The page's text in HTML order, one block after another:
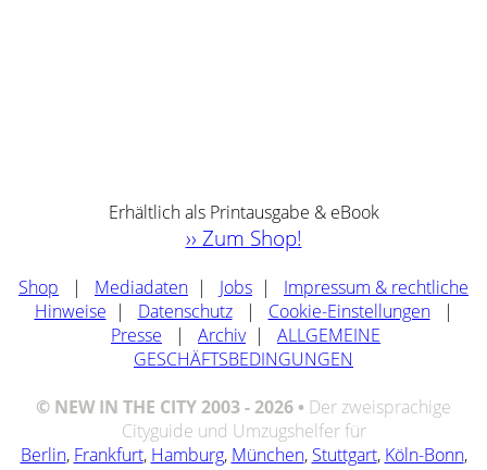
Erhältlich als Printausgabe & eBook
›› Zum Shop!
Shop | Mediadaten | Jobs | Impressum & rechtliche
Hinweise | Datenschutz | Cookie-Einstellungen
|
Presse | Archiv | ALLGEMEINE
GESCHÄFTSBEDINGUNGEN
© NEW IN THE CITY 2003 - 2026 • Der zweisprachige
Cityguide und Umzugshelfer für
Berlin, Frankfurt, Hamburg, München, Stuttgart, Köln-Bonn,